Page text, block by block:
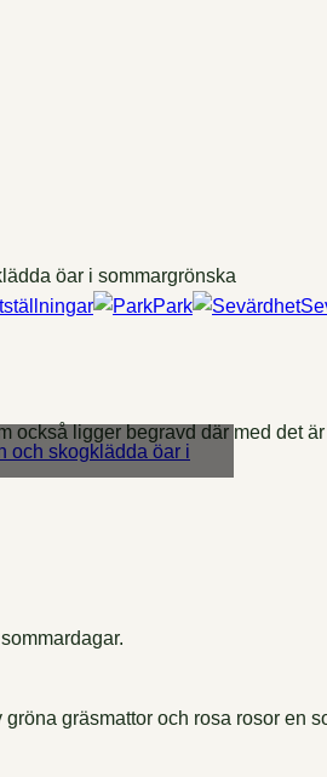
Park
också ligger begravd där med det är